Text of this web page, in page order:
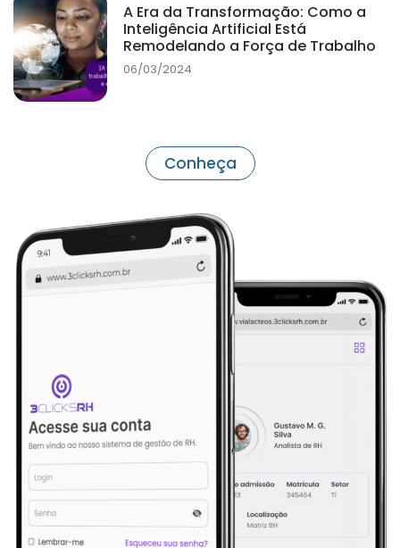
A Era da Transformação: Como a
Inteligência Artificial Está
Remodelando a Força de Trabalho
06/03/2024
Conheça